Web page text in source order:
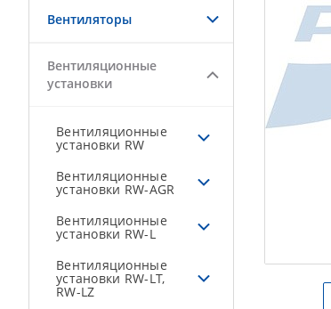
Вентиляторы
Вентиляционные
установки
Вентиляционные
установки RW
Вентиляционные
установки RW-AGR
Вентиляционные
установки RW-L
Вентиляционные
установки RW-LT,
RW-LZ